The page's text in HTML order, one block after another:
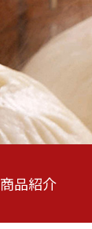
商品紹介